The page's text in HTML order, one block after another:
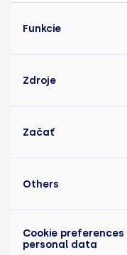
Funkcie
Zdroje
Začať
Others
Cookie preferences
personal data